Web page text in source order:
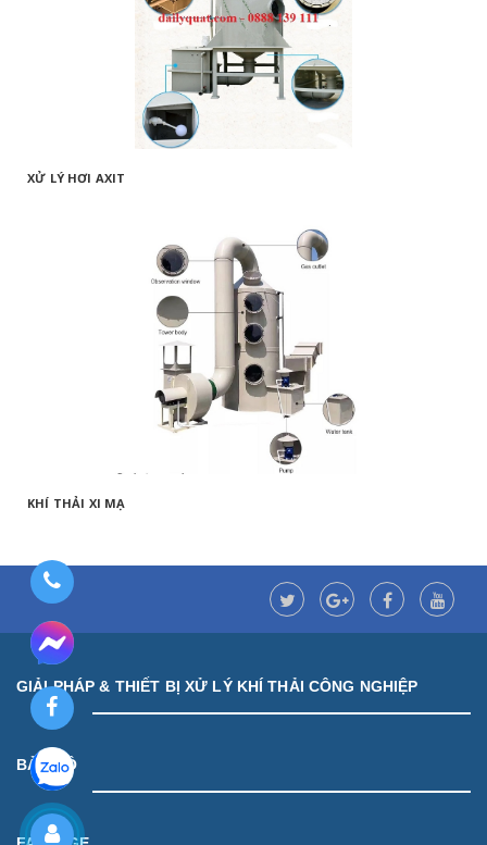
XỬ LÝ HƠI AXIT
KHÍ THẢI XI MẠ
GIẢI PHÁP & THIẾT BỊ XỬ LÝ KHÍ THẢI CÔNG NGHIỆP
BẢN ĐỒ